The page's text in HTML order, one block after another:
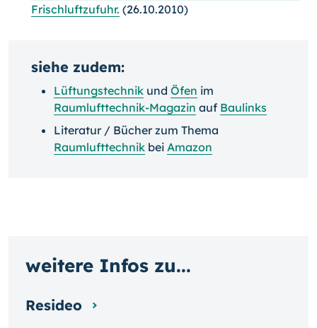
Frischluftzufuhr. (26.10.2010)
siehe zudem:
Lüftungstechnik und Öfen im
Raumlufttechnik-Magazin auf Baulinks
Literatur / Bücher zum Thema
Raumlufttechnik bei Amazon
weitere Infos zu...
Resideo